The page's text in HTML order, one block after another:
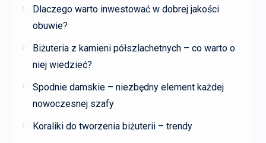
Dlaczego warto inwestować w dobrej jakości
obuwie?
Biżuteria z kamieni półszlachetnych – co warto o
niej wiedzieć?
Spodnie damskie – niezbędny element każdej
nowoczesnej szafy
Koraliki do tworzenia biżuterii – trendy